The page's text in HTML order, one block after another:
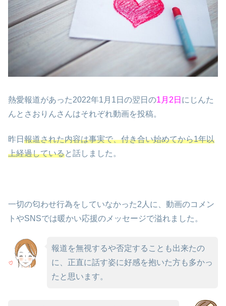
熱愛報道があった2022年1月1日の翌日の1月2日 にじんた
んとさおりんさんはそれぞれ動画を投稿。
昨日 報道された内容は事実で、付き合い始めてから1年以
上経過していると話しました。
一切の匂わせ行為をしていなかった2人に、動画のコメン
トやSNSでは暖かい応援のメッセージで溢れました。
報道を無視するや否定することも出来たの
に、正直に話す姿に好感を抱いた方も多かっ
たと思います。